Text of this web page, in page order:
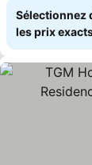
Sélectionnez
les prix